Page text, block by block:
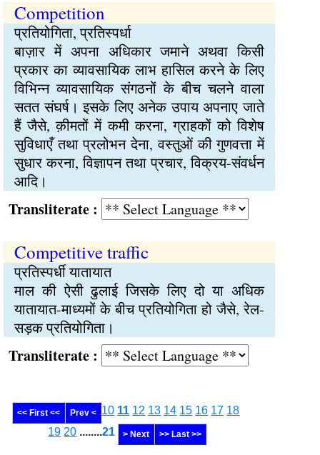
Competition
प्रतियोगिता, प्रतिस्पर्धा
बाज़ार में अपना अधिकार जमाने अथवा किसी
प्रकार का व्यावसायिक लाभ हासिल करने के लिए
विभिन्न व्यावसायिक संगठनों के बीच चलने वाला
सतत संघर्ष। इसके लिए अनेक उपाय अपनाए जाते
हैं जैसे, क़ीमतों में कमी करना, ग्राहकों को विशेष
सुविधाएँ तथा प्रलोभन देना, वस्तुओं की गुणवत्ता में
सुधार करना, विज्ञापन तथा प्रचार, विक्रय-संवर्धन
आदि।
:
Competitive traffic
प्रतिस्पर्धी यातायात
माल की ऐसी ढुलाई जिसके लिए दो या अधिक
यातायात-माध्यमों के बीच प्रतियोगिता हो जैसे, रेल-
सड़क प्रतियोगिता।
:
<< First << Prev < 10 11 12 13 14 15 16 17 18
19 20 ........21 > Next >> Last >>